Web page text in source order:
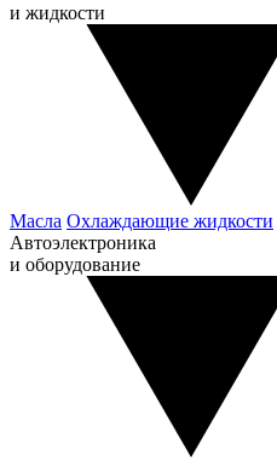
и жидкости
Масла Охлаждающие жидкости
Автоэлектроника
и оборудование